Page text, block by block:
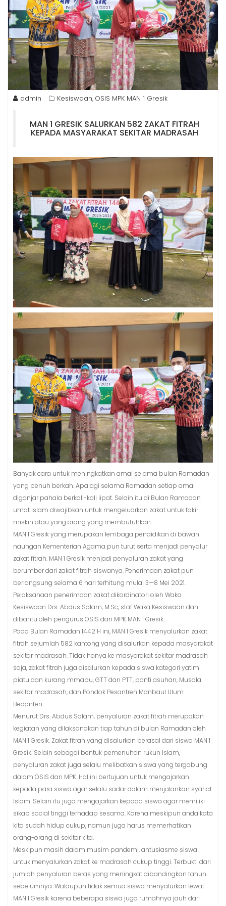
admin Kesiswaan, OSIS MPK MAN 1 Gresik
MAN 1 GRESIK SALURKAN 582 ZAKAT FITRAH
KEPADA MASYARAKAT SEKITAR MADRASAH
Banyak cara untuk meningkatkan amal selama bulan Ramadan
yang penuh berkah. Apalagi selama Ramadan setiap amal
diganjar pahala berkali-kali lipat. Selain itu di Bulan Ramadan
umat Islam diwajibkan untuk mengeluarkan zakat untuk fakir
miskin atau yang orang yang membutuhkan.
MAN 1 Gresik yang merupakan lembaga pendidikan di bawah
naungan Kementerian Agama pun turut serta menjadi penyalur
zakat fitrah. MAN 1 Gresik menjadi penyaluran zakat yang
berumber dari zakat fitrah siswanya. Penerimaan zakat pun
berlangsung selama 6 hari terhitung mulai 3—8 Mei 2021.
Pelaksanaan penerimaan zakat dikordinatori oleh Waka
Kesiswaan Drs. Abdus Salam, M.Sc, staf Waka Kesiswaan dan
dibantu oleh pengurus OSIS dan MPK MAN 1 Gresik.
Pada Bulan Ramadan 1442 H ini, MAN 1 Gresik menyalurkan zakat
fitrah sejumlah 582 kantong yang disalurkan kepada masyarakat
sekitar madrasah. Tidak hanya ke masyarakat sekitar madrasah
saja, zakat fitrah juga disalurkan kepada siswa kategori yatim
piatu dan kurang mmapu, GTT dan PTT, panti asuhan, Musala
sekitar madrasah, dan Pondok Pesantren Manbaul Ulum
Bedanten.
Menurut Drs. Abdus Salam, penyaluran zakat fitrah merupakan
kegiatan yang dilaksanakan tiap tahun di bulan Ramadan oleh
MAN 1 Gresik. Zakat fitrah yang disalurkan berasal dari siswa MAN 1
Gresik. Selain sebagai bentuk pemenuhan rukun Islam,
penyaluran zakat juga selalu melibatkan siswa yang tergabung
dalam OSIS dan MPK. Hal ini bertujuan untuk mengajarkan
kepada para siswa agar selalu sadar dalam menjalankan syariat
Islam. Selain itu juga mengajarkan kepada siswa agar memiliki
sikap social tinggi terhadap sesama. Karena meskipun andaikata
kita sudah hidup cukup, namun juga harus memerhatikan
orang-orang di sekitar kita.
Meskipun masih dalam musim pandemi, antusiasme siswa
untuk menyalurkan zakat ke madrasah cukup tinggi. Terbukti dari
jumlah penyaluran beras yang meningkat dibandingkan tahun
sebelumnya. Walaupun tidak semua siswa menyalurkan lewat
MAN 1 Gresik karena beberapa siswa juga rumahnya jauh dari